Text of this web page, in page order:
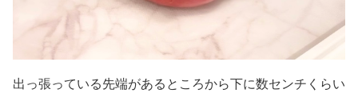
出っ張っている先端があるところから下に数センチくらい